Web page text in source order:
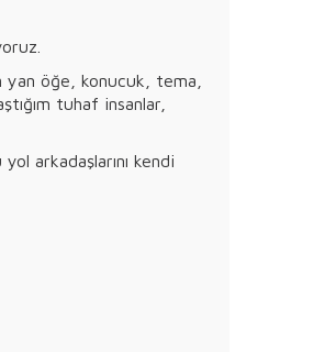
yan öğe, konucuk, tema,
tuhaf insanlar,
arkadaşlarını kendi